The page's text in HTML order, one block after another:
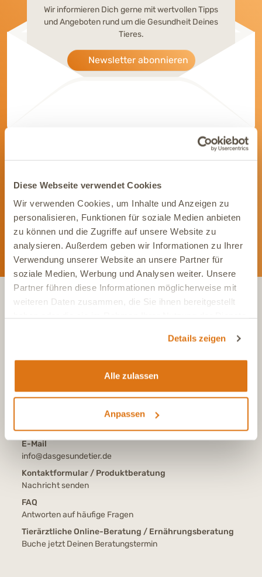
Diese Webseite verwendet Cookies
Wir verwenden Cookies, um Inhalte und Anzeigen zu
personalisieren, Funktionen für soziale Medien anbieten
zu können und die Zugriffe auf unsere Website zu
analysieren. Außerdem geben wir Informationen zu Ihrer
Verwendung unserer Website an unsere Partner für
soziale Medien, Werbung und Analysen weiter. Unsere
Partner führen diese Informationen möglicherweise mit
weiteren Daten zusammen, die Sie ihnen bereitgestellt
Details zeigen
Alle zulassen
Anpassen
Wir informieren Dich gerne mit wertvollen Tipps
und Angeboten rund um die Gesundheit Deines
Tieres.
Newsletter abonnieren
Werde Teil unserer Community
Social Media. Unsere Kanäle bieten Dir aktuelle News und
Aus Österreich, Mo-Fr, 7-17 Uhr
+41 (0)615 880 573
E-Mail
info@dasgesundetier.de
Kontaktformular / Produktberatung
Nachricht senden
FAQ
Antworten auf häufige Fragen
Tierärztliche Online-Beratung / Ernährungsberatung
Buche jetzt Deinen Beratungstermin